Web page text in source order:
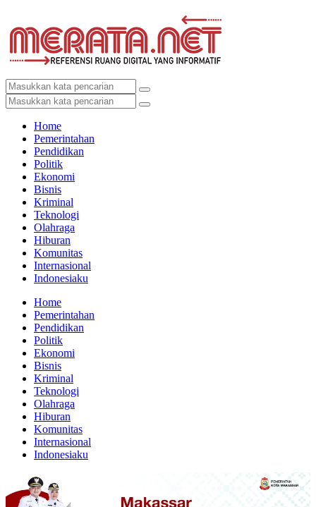
Home
Pemerintahan
Pendidikan
Politik
Ekonomi
Bisnis
Kriminal
Teknologi
Olahraga
Hiburan
Komunitas
Internasional
Indonesiaku
Home
Pemerintahan
Pendidikan
Politik
Ekonomi
Bisnis
Kriminal
Teknologi
Olahraga
Hiburan
Komunitas
Internasional
Indonesiaku